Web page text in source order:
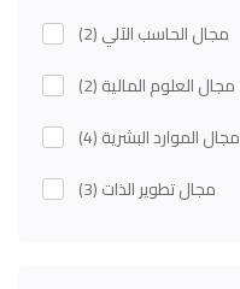
مجال الحاسب الآلي(2)
مجال العلوم المالية(2)
مجال الموارد البشرية(4)
مجال تطوير الذات(3)